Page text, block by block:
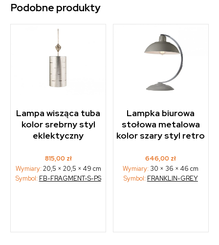
Podobne produkty
Lampa wisząca tuba
kolor srebrny styl
eklektyczny
815,00 zł
Wymiary: 20,5 × 20,5 × 49 cm
Symbol: FB-FRAGMENT-S-PS
Lampka biurowa
stołowa metalowa
kolor szary styl retro
646,00 zł
Wymiary: 30 × 36 × 46 cm
Symbol: FRANKLIN-GREY